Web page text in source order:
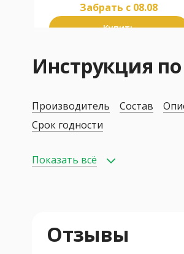
Забрать c 08.08
Купить
Инструкция
Производитель Состав
Срок годности
Показать всё
Отзывы